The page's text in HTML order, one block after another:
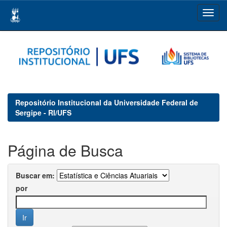
navigation
Repositório Institucional da Universidade Federal de
Sergipe - RI/UFS
Página de Busca
Buscar em:
por